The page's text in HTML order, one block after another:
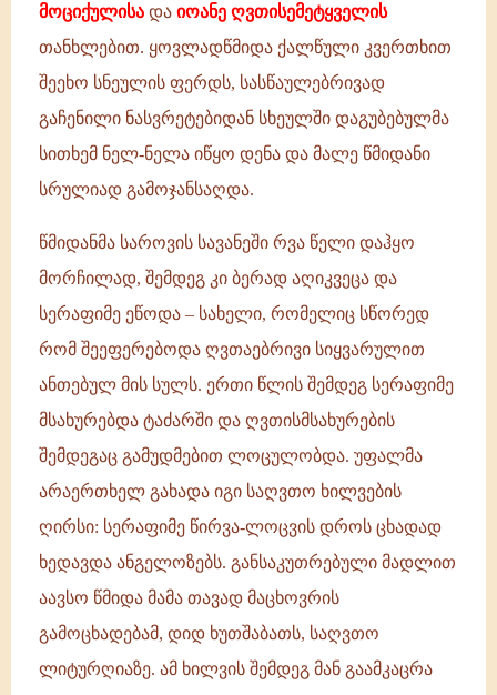
მოციქულისა და იოანე ღვთისემეტყველის
თანხლებით. ყოვლადწმიდა ქალწული კვერთხით
შეეხო სნეულის ფერდს, სასწაულებრივად
გაჩენილი ნასვრეტებიდან სხეულში დაგუბებულმა
სითხემ ნელ-ნელა იწყო დენა და მალე წმიდანი
სრულიად გამოჯანსაღდა.
წმიდანმა საროვის სავანეში რვა წელი დაჰყო
მორჩილად, შემდეგ კი ბერად აღიკვეცა და
სერაფიმე ეწოდა – სახელი, რომელიც სწორედ
რომ შეეფერებოდა ღვთაებრივი სიყვარულით
ანთებულ მის სულს. ერთი წლის შემდეგ სერაფიმე
მსახურებდა ტაძარში და ღვთისმსახურების
შემდეგაც გამუდმებით ლოცულობდა. უფალმა
არაერთხელ გახადა იგი საღვთო ხილვების
ღირსი: სერაფიმე წირვა-ლოცვის დროს ცხადად
ხედავდა ანგელოზებს. განსაკუთრებული მადლით
აავსო წმიდა მამა თავად მაცხოვრის
გამოცხადებამ, დიდ ხუთშაბათს, საღვთო
ლიტურღიაზე. ამ ხილვის შემდეგ მან გაამკაცრა